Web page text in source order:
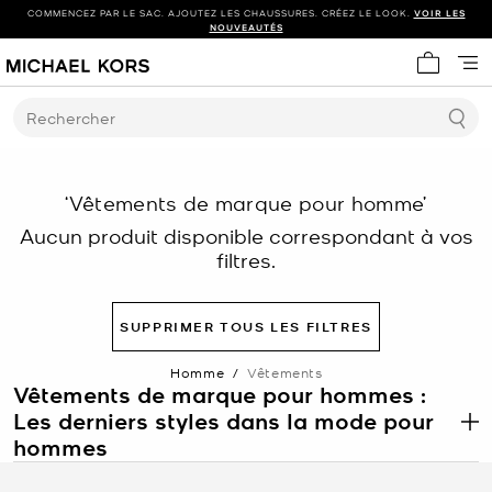
COMMENCEZ PAR LE SAC. AJOUTEZ LES CHAUSSURES. CRÉEZ LE LOOK. VOIR LES
NOUVEAUTÉS
Mon
Rechercher
‘Vêtements de marque pour homme’
Aucun produit disponible correspondant à vos
filtres.
SUPPRIMER TOUS LES FILTRES
Homme / Vêtements
Vêtements de marque pour hommes :
Les derniers styles dans la mode pour
hommes